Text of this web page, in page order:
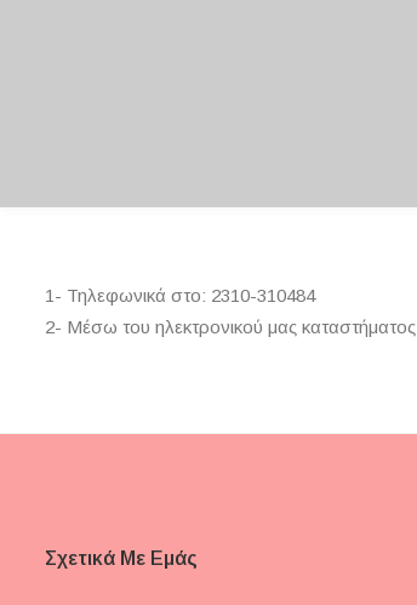
1- Τηλεφωνικά στο: 2310-310484
2- Μέσω του ηλεκτρονικού μας καταστήματος
Σχετικά Με Εμάς